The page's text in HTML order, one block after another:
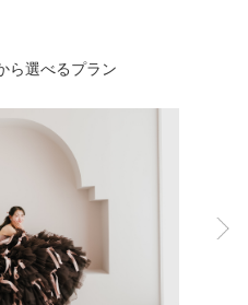
ブログ
スタジオトップ
ら選べるプラン